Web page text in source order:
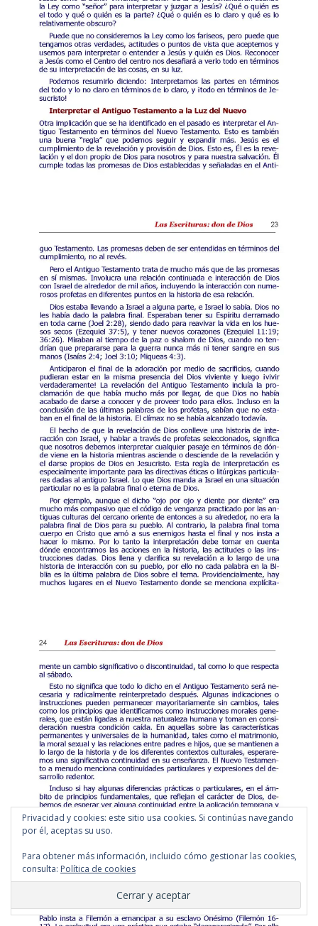
Privacidad y cookies: este sitio usa cookies. Si continúas navegando
por él, aceptas su uso.
Para obtener más información, incluido cómo gestionar las cookies,
consulta: Política de cookies